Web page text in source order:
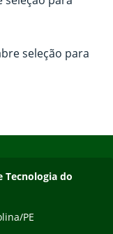
seleção para
Tecnologia do
PE